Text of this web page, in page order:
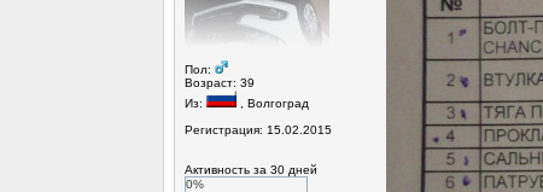
Пол:
Возраст: 39
Из:
, Волгоград
Регистрация: 15.02.2015
Активность за 30 дней
0%